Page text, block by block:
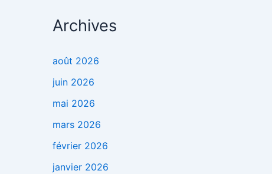
Archives
août 2026
juin 2026
mai 2026
mars 2026
février 2026
janvier 2026